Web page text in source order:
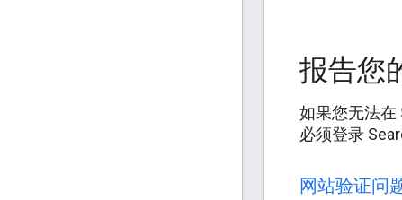
报告您
如果您无法在
必须登录
网站验证问